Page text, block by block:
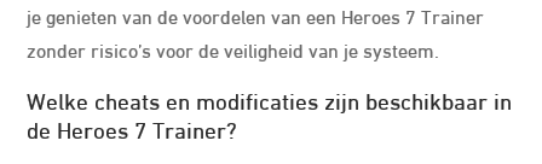
je genieten van de voordelen van een Heroes 7 Trainer
zonder risico’s voor de veiligheid van je systeem.
Welke cheats en modificaties zijn beschikbaar in
de Heroes 7 Trainer?